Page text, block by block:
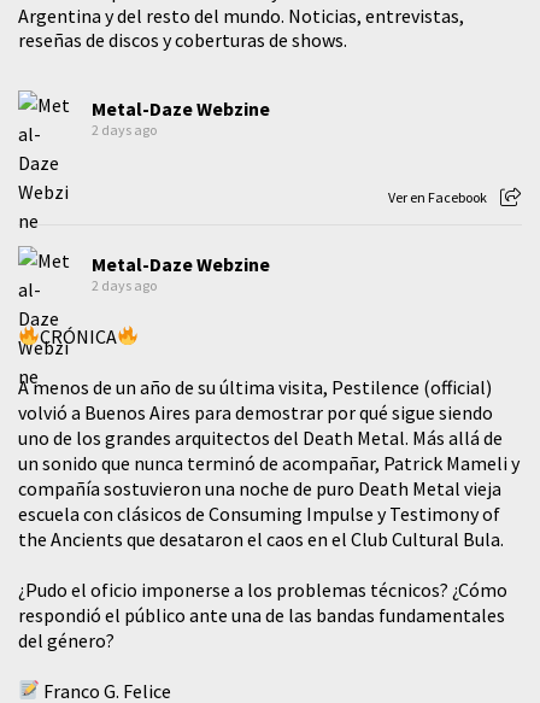
Argentina y del resto del mundo. Noticias, entrevistas,
reseñas de discos y coberturas de shows.
Metal-Daze Webzine
2 days ago
Ver en Facebook
Metal-Daze Webzine
2 days ago
CRÓNICA
A menos de un año de su última visita, Pestilence (official)
volvió a Buenos Aires para demostrar por qué sigue siendo
uno de los grandes arquitectos del Death Metal. Más allá de
un sonido que nunca terminó de acompañar, Patrick Mameli y
compañía sostuvieron una noche de puro Death Metal vieja
escuela con clásicos de Consuming Impulse y Testimony of
the Ancients que desataron el caos en el Club Cultural Bula.
¿Pudo el oficio imponerse a los problemas técnicos? ¿Cómo
respondió el público ante una de las bandas fundamentales
del género?
Franco G. Felice